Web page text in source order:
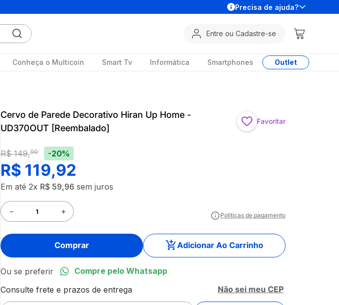
Precisa de ajuda?
Entre ou Cadastre-se
Conheça o Multicoin Smart Tv Informática Smartphones Outlet
Cervo de Parede Decorativo Hiran Up Home -
UD370OUT [Reembalado]
Favoritar
R$ 149,90 -20%
R$ 119,92
Em até 2x R$ 59,96 sem juros
＋
－ Políticas de pagamento
Comprar Adicionar Ao Carrinho
Compre pelo Whatsapp
Não sei meu CEP